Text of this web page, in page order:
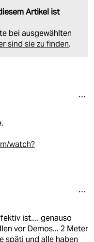
Artikel ist
bei ausgewählten
sind sie zu finden.
watch?
ist.... genauso
vor Demos... 2 Meter
späti und alle haben